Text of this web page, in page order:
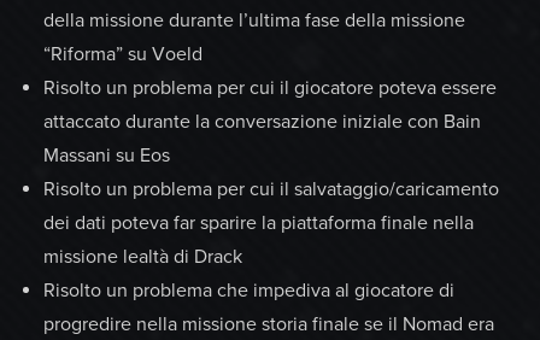
della missione durante l’ultima fase della missione
“Riforma” su Voeld
Risolto un problema per cui il giocatore poteva essere
attaccato durante la conversazione iniziale con Bain
Massani su Eos
Risolto un problema per cui il salvataggio/caricamento
dei dati poteva far sparire la piattaforma finale nella
missione lealtà di Drack
Risolto un problema che impediva al giocatore di
progredire nella missione storia finale se il Nomad era